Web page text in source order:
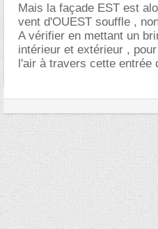
Mais la façade EST est
vent d'OUEST souffle ,
A vérifier en mettant un
intérieur et extérieur ,
l'air à travers cette entrée